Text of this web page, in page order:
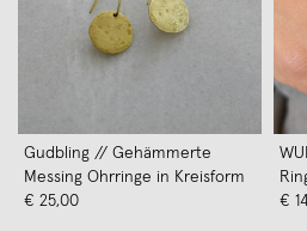
Gudbling // Gehämmerte
Messing Ohrringe in Kreisform
€ 25,00
€